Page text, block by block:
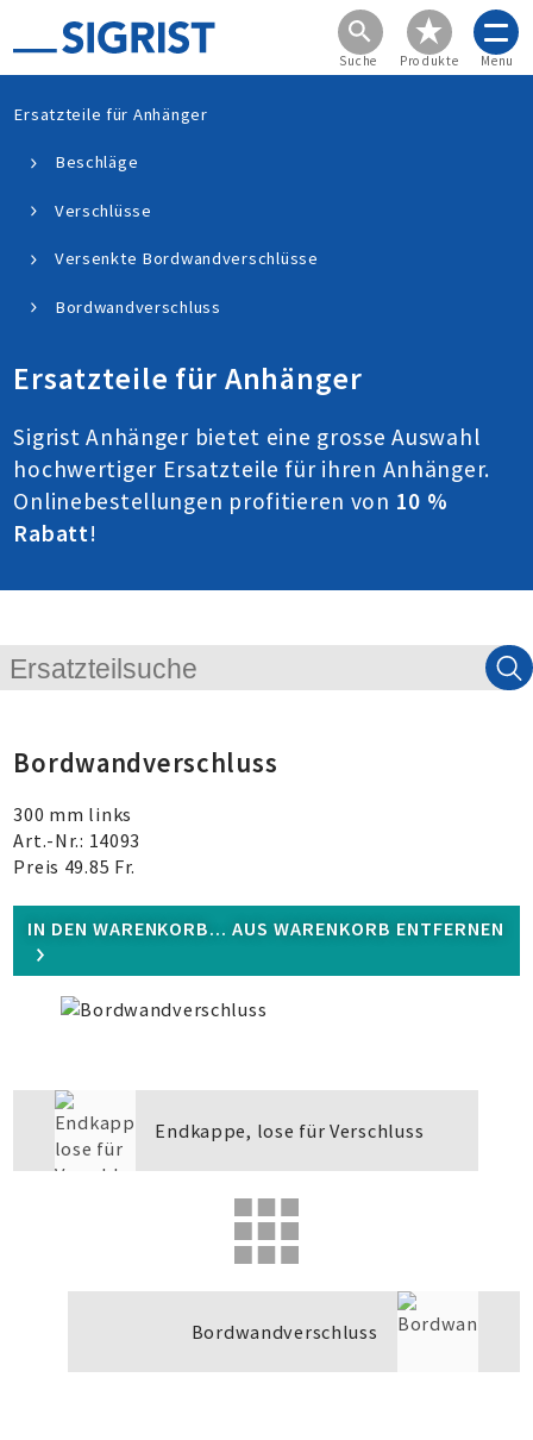
Suche Produkte Menu
Ersatzteile für Anhänger
Beschläge
Verschlüsse
Versenkte Bordwandverschlüsse
Bordwandverschluss
Ersatzteile für Anhänger
Sigrist Anhänger bietet eine grosse Auswahl
hochwertiger Ersatzteile für ihren Anhänger.
Onlinebestellungen profitieren von 10 %
Rabatt!
Bordwandverschluss
300 mm links
Art.-Nr.: 14093
Preis 49.85 Fr.
IN DEN WARENKORB... AUS WARENKORB ENTFERNEN
Endkappe, lose für Verschluss
Bordwandverschluss